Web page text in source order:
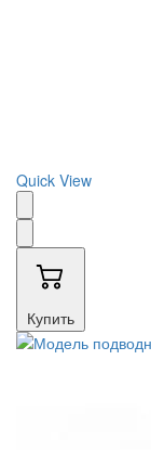
Quick View
Купить